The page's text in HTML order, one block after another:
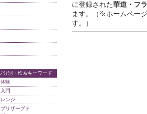
に登録された華道・フ
ます。（※ホームペー
す。）
分別・検索キーワード
験
門
ンジ
リザーブド